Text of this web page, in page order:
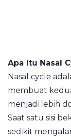
Apa Itu Nasal
Nasal cycle
membuat
menjadi lebih
Saat satu sisi
sedikit